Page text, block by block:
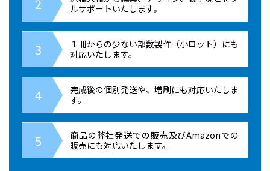
ルサポートいたします。
１冊からの少ない部数製作（小ロット）にも
対応いたします。
完成後の個別発送や、増刷にも対応いたしま
す。
商品の弊社発送での販売及びAmazonでの
販売にも対応いたします。